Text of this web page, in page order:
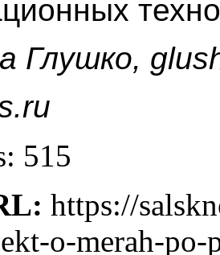
Глушко,
515
https://
o-merah-